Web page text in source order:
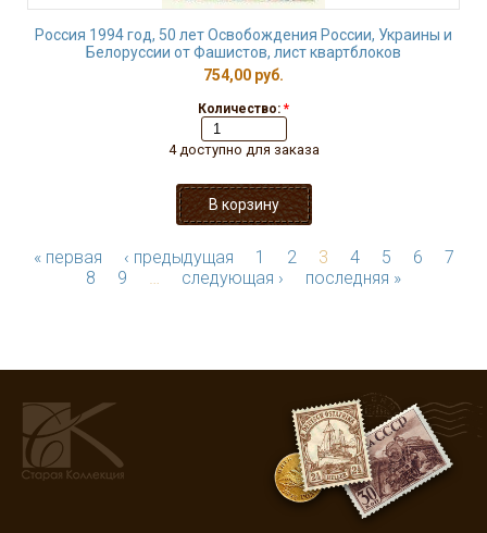
Россия 1994 год, 50 лет Освобождения России, Украины и
Белоруссии от Фашистов, лист квартблоков
754,00 руб.
Количество: *
4 доступно для заказа
« первая ‹ предыдущая 1 2 3 4 5 6
7
8
9 … следующая › последняя »